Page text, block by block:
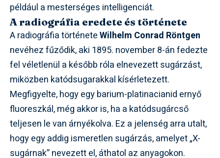
például a mesterséges intelligenciát.
A radiográfia eredete és története
A radiográfia történeteWilhelm Conrad Röntgen
nevéhez fűződik, aki 1895. november 8-án fedezte
fel véletlenül a később róla elnevezett sugárzást,
miközben katódsugarakkal kísérletezett.
Megfigyelte, hogy egy barium-platinacianid ernyő
fluoreszkál, még akkor is, ha a katódsugárcső
teljesen le van árnyékolva. Ez a jelenség arra utalt,
hogy egy addig ismeretlen sugárzás, amelyet „X-
sugárnak” nevezett el, áthatol az anyagokon.